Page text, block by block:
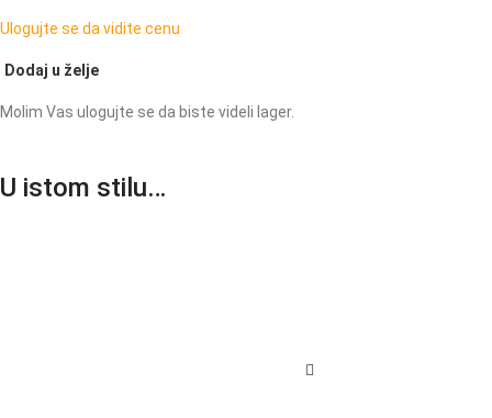
Ulogujte se da vidite cenu
Dodaj u želje
Molim Vas ulogujte se da biste videli lager.
U istom stilu…